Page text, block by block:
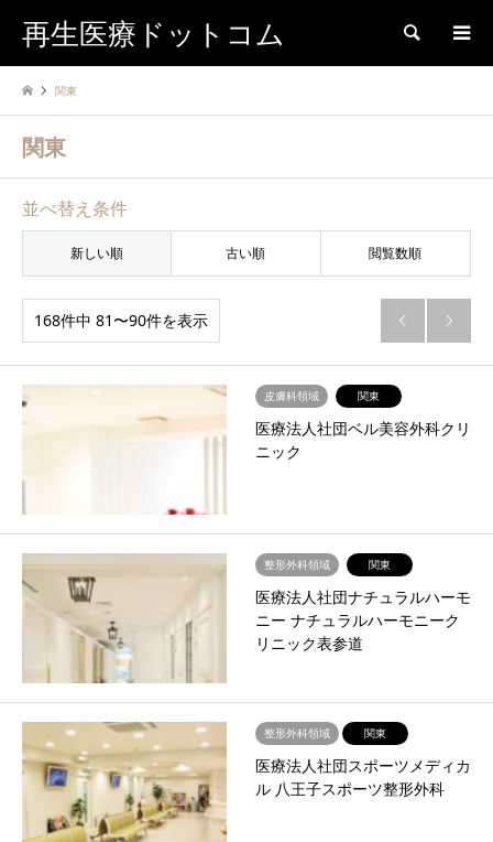
再生医療ドットコム 検索
関東
関東
並べ替え条件
新しい順 古い順 閲覧数順
168件中 81〜90件を表示  
皮膚科領域 関東
医療法人社団ベル美容外科クリ
ニック
整形外科領域 関東
医療法人社団ナチュラルハーモ
ニー ナチュラルハーモニーク
リニック表参道
整形外科領域 関東
医療法人社団スポーツメディカ
ル 八王子スポーツ整形外科